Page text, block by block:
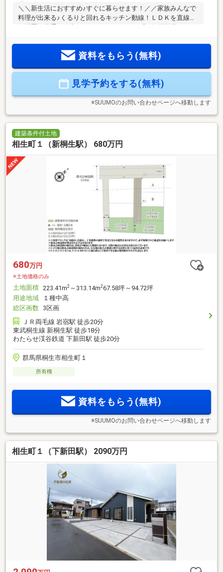
＼＼新生活におすすめ♪すぐに暮らせます！／／家族みんなで
料理が出来る♪くるりと回れるキッチン動線！ＬＤＫを直線上
側からぐるりと廻れるから忙しい食事の時間がストレスフリ
ーに！■天候に左右されず洗濯できるランドリールーム■90坪
＊桐生・伊勢崎・太田の3市を生活圏にするアクセスの良さ＊
ツルヤみどり店そば、小中学校も徒歩圏内住環境◎
資料をもらう(無料)
見学予約をする(無料)
※SUUMOのお問い合わせページへ移動します
建築条件付土地
相生町１（新桐生駅） 680万円
680万円
※土地価格のみ
土地面積 223.41m2 ～313.14m267.58坪～94.72坪
用途地域
１種中高
総区画数 3区画
ＪＲ両毛線 岩宿駅 徒歩20分
東武桐生線 新桐生駅 徒歩18分
わたらせ渓谷鉄道 下新田駅 徒歩20分
群馬県桐生市相生町１
所有権
資料をもらう(無料)
※SUUMOのお問い合わせページへ移動します
相生町１（下新田駅） 2090万円